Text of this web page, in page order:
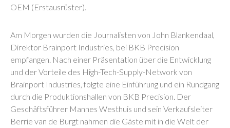
OEM (Erstausrüster).
Am Morgen wurden die Journalisten von John Blankendaal,
Direktor Brainport Industries, bei BKB Precision
empfangen. Nach einer Präsentation über die Entwicklung
und der Vorteile des High-Tech-Supply-Network von
Brainport Industries, folgte eine Einführung und ein Rundgang
durch die Produktionshallen von BKB Precision. Der
Geschäftsführer Mannes Westhuis und sein Verkaufsleiter
Berrie van de Burgt nahmen die Gäste mit in die Welt der